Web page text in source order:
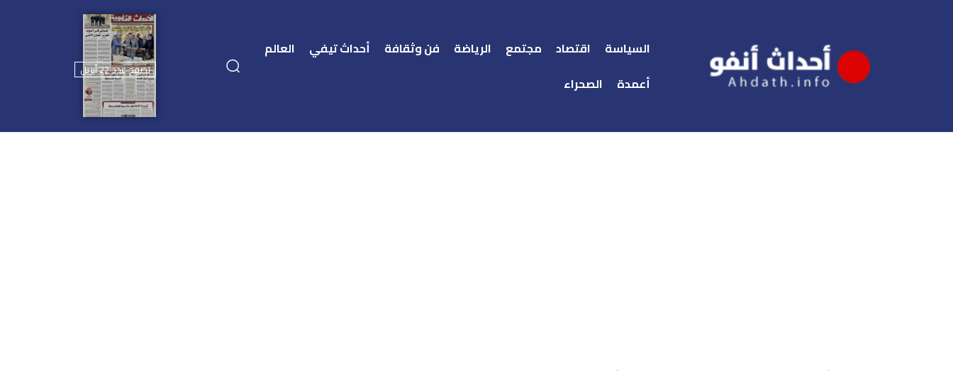
السياسة اقتصاد مجتمع الرياضة فن وثقافة أحداث تيفي
العالم
أعمدة
الصحراء
تصفح عدد 22 أبريل